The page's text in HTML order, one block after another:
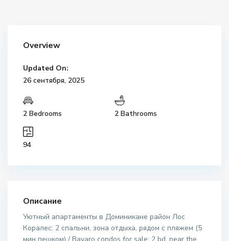
Overview
Updated On:
26 сентября, 2025
2 Bedrooms 2 Bathrooms
94
Описание
Уютный апартаменты в Доминикане район Лос
Коралес: 2 спальни, зона отдыха, рядом с пляжем (5